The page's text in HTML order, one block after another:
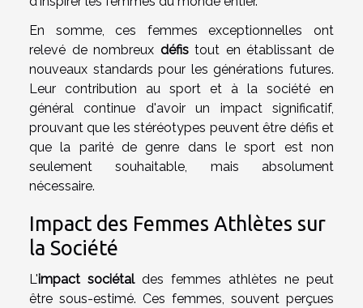
En somme, ces femmes exceptionnelles ont
relevé de nombreux défistout en établissant de
nouveaux standards pour les générations futures.
Leur contribution au sport et à la société en
général continue d'avoir un impact significatif,
prouvant que les stéréotypes peuvent être défis et
que la parité de genre dans le sport est non
seulement souhaitable, mais absolument
nécessaire.
Impact des Femmes Athlètes sur
la Société
L'impact sociétaldes femmes athlètes ne peut
être sous-estimé. Ces femmes, souvent perçues